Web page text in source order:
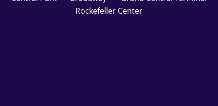
Rockefeller Center